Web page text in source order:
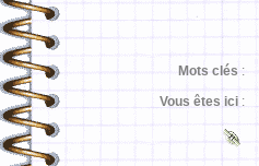
Mots clés :
Vous êtes ici :